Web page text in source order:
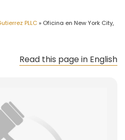
PLLC » Oficina en New York City,
Read this page in English